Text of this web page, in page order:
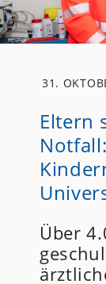
31.
Eltern
Über